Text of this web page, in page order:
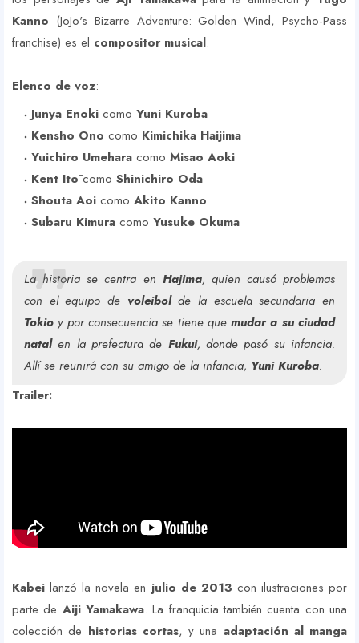
Kanno (JoJo's Bizarre Adventure: Golden Wind, Psycho-Pass
franchise) es el compositor musical.
Elenco de voz:
Junya Enoki como Yuni Kuroba
Kensho Ono como Kimichika Haijima
Yuichiro Umehara como Misao Aoki
Kent Itōcomo Shinichiro Oda
Shouta Aoi como Akito Kanno
Subaru Kimura como Yusuke Okuma
La historia se centra en Hajima, quien causó problemas
con el equipo de voleibolde la escuela secundaria en
Tokio y por consecuencia se tiene quemudar a su ciudad
natalen la prefectura de Fukui, donde pasó su infancia.
Allí se reunirá con su amigo de la infancia, Yuni Kuroba.
Trailer:
Kabeilanzó la novela en julio de 2013 con ilustraciones por
parte de Aiji Yamakawa. La franquicia también cuenta con una
colección de historias cortas, y una adaptación al manga